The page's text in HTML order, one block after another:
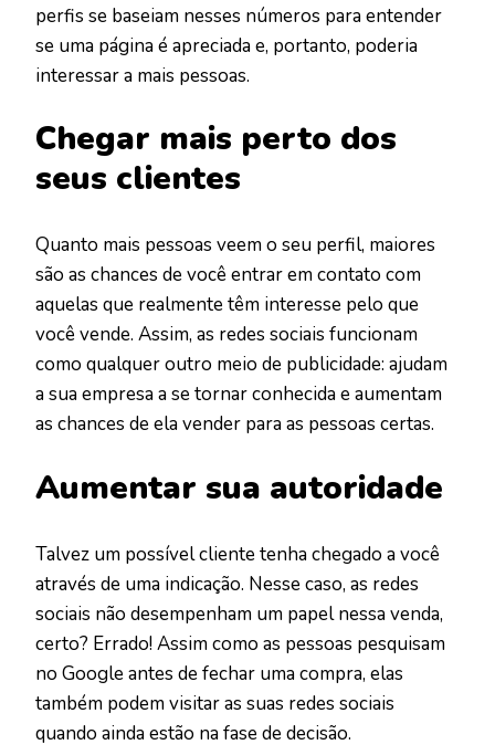
perfis se baseiam nesses números para entender
se uma página é apreciada e, portanto, poderia
interessar a mais pessoas.
Chegar mais perto dos
seus clientes
Quanto mais pessoas veem o seu perfil, maiores
são as chances de você entrar em contato com
aquelas que realmente têm interesse pelo que
você vende. Assim, as redes sociais funcionam
como qualquer outro meio de publicidade: ajudam
a sua empresa a se tornar conhecida e aumentam
as chances de ela vender para as pessoas certas.
Aumentar sua autoridade
Talvez um possível cliente tenha chegado a você
através de uma indicação. Nesse caso, as redes
sociais não desempenham um papel nessa venda,
certo? Errado! Assim como as pessoas pesquisam
no Google antes de fechar uma compra, elas
também podem visitar as suas redes sociais
quando ainda estão na fase de decisão.